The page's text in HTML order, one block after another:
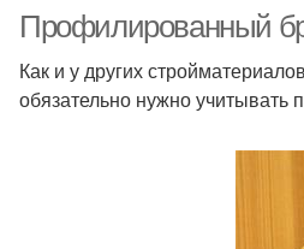
Профилированный
Как и у других
обязательно нужно учитывать